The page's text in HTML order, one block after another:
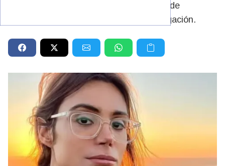
El juez de la causa estableció una serie de
restricciones mientras avanza la investigación.